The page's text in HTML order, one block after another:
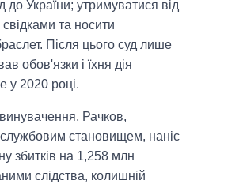
до України; утримуватися від
свідками та носити
Після цього суд лише
обов'язки і їхня дія
у 2020 році.
Рачков,
становищем, наніс
збитків на 1,258 млн
слідства, колишній